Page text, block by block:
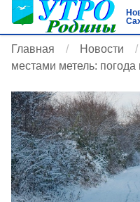
Главная Новости
местами метель: